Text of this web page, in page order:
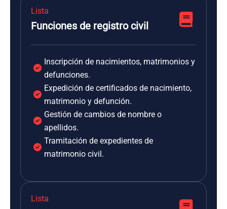
Lista
Funciones de registro civil
Inscripción de nacimientos, matrimonios y
defunciones.
Expedición de certificados de nacimiento,
matrimonio y defunción.
Gestión de cambios de nombre o
apellidos.
Tramitación de expedientes de
matrimonio civil.
Lista